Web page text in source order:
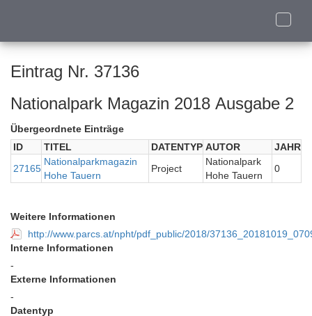
Toggle
Eintrag Nr. 37136
Nationalpark Magazin 2018 Ausgabe 2
Übergeordnete Einträge
ID
TITEL DATENTYP AUTOR
JAHR
27165
Nationalparkmagazin
Hohe Tauern
Project
Nationalpark
Hohe Tauern
0
Weitere Informationen
http://www.parcs.at/npht/pdf_public/2018/
Interne Informationen
-
Externe Informationen
-
Datentyp